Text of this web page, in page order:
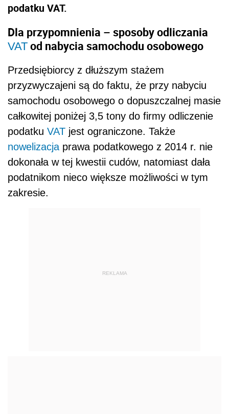
podatku VAT.
Dla przypomnienia – sposoby odliczania
VAT od nabycia samochodu osobowego
Przedsiębiorcy z dłuższym stażem
przyzwyczajeni są do faktu, że przy nabyciu
samochodu osobowego o dopuszczalnej masie
całkowitej poniżej 3,5 tony do firmy odliczenie
podatku VAT jest ograniczone. Także
nowelizacja prawa podatkowego z 2014 r. nie
dokonała w tej kwestii cudów, natomiast dała
podatnikom nieco większe możliwości w tym
zakresie.
REKLAMA